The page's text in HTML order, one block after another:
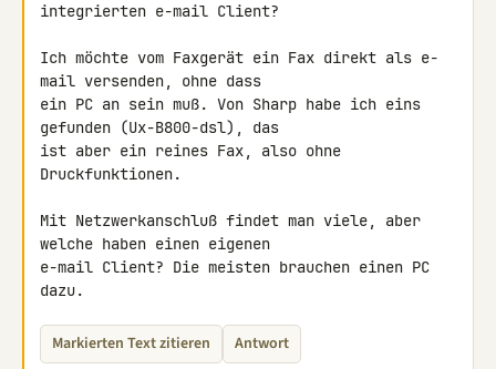
integrierten e-mail Client?
Ich möchte vom Faxgerät ein Fax direkt als e-
mail versenden, ohne dass
ein PC an sein muß. Von Sharp habe ich eins
gefunden (Ux-B800-dsl), das
ist aber ein reines Fax, also ohne
Druckfunktionen.
Mit Netzwerkanschluß findet man viele, aber
welche haben einen eigenen
e-mail Client? Die meisten brauchen einen PC
dazu.
Markierten Text zitieren Antwort